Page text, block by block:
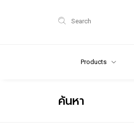
Search
Products
ค้นหา